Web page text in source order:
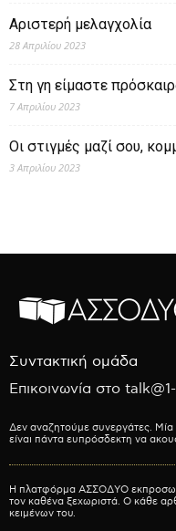
Αριστερή μελαγχολία
28 Απριλίου 2023
Στη γη είμαστε
7 Απριλίου 2023
Οι στιγμές μαζί σου,
3 Απριλίου 2023
Συντακτική ομάδα
Επικοινωνία στο
Δεν αναζητούμε συνεργάτες.
είναι πάντα ευπρόσδεκτη να
Η πλατφόρμα ΑΣΣΟΔΥΟ
τον καθένα ξεχωριστά. Ο κάθε
κειμένων του.